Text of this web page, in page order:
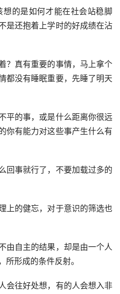
的是如何才能在社会站稳脚
是还抱着上学时的好成绩在沾
？真有重要的事情，马上拿个
都没有睡眠重要，先睡了明天
平的事，或是什么距离你很远
你有能力对这些事产生什么有
回事就行了，不要加载过多的
上的健忘，对于意识的筛选也
由自主的结果，却是由一个人
所形成的条件反射。
会往好处想，有的人会想入非